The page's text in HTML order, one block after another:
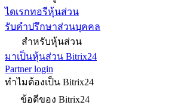
ไดเรกทอรีหุ้นส่วน
รับคำปรึกษาส่วนบุคคล
สำหรับหุ้นส่วน
มาเป็นหุ้นส่วน Bitrix24
Partner login
ทำไมต้องเป็น Bitrix24
ข้อดีของ Bitrix24